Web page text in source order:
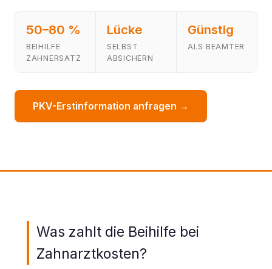
50–80 %
BEIHILFE
ZAHNERSATZ
Lücke
SELBST
ABSICHERN
Günstig
ALS BEAMTER
PKV-Erstinformation anfragen →
Was zahlt die Beihilfe bei
Zahnarztkosten?